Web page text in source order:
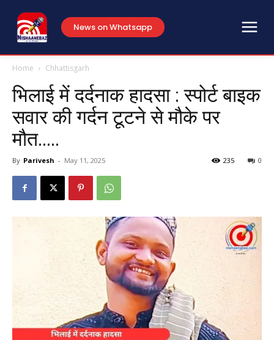
News on Whatsapp
Home Chhattisgarh
भिलाई में दर्दनाक हादसा : स्पोर्ट बाइक
सवार की गर्दन टूटने से मौके पर
मौत…..
By Parivesh - May 11, 2025 0
235